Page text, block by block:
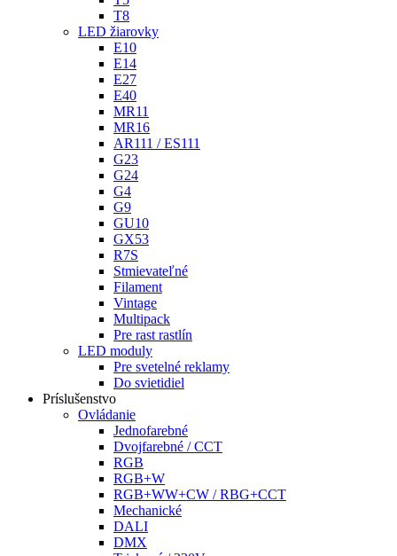
T8
LED žiarovky
E10
E14
E27
E40
MR11
MR16
AR111 / ES111
G23
G24
G4
G9
GU10
GX53
R7S
Stmievateľné
Filament
Vintage
Multipack
Pre rast rastlín
LED moduly
Pre svetelné reklamy
Do svietidiel
Príslušenstvo
Ovládanie
Jednofarebné
Dvojfarebné / CCT
RGB
RGB+W
RGB+WW+CW / RBG+CCT
Mechanické
DALI
DMX